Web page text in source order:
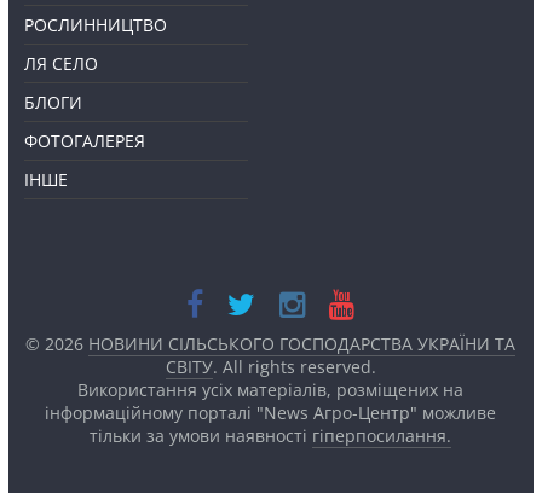
РОСЛИННИЦТВО
ЛЯ СЕЛО
БЛОГИ
ФОТОГАЛЕРЕЯ
ІНШЕ
© 2026 НОВИНИ СІЛЬСЬКОГО ГОСПОДАРСТВА УКРАЇНИ ТА
СВІТУ. All rights reserved.
Використання усіх матеріалів, розміщених на
інформаційному порталі "News Агро-Центр" можливе
тільки за умови наявності гіперпосилання.